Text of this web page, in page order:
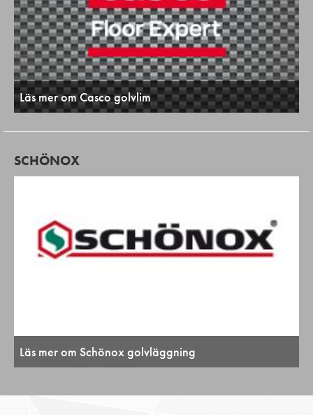
Läs mer om Casco golvlim
SCHÖNOX
Läs mer om Schönox golvläggning